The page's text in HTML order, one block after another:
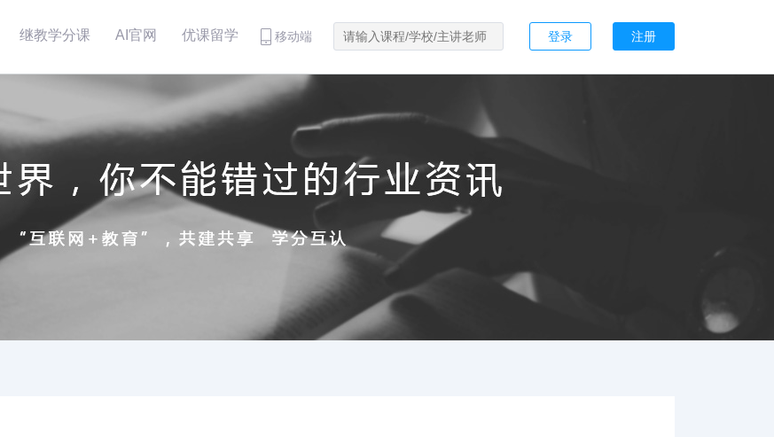
继教学分课 AI官网 优课留学 移动端 登录 注册